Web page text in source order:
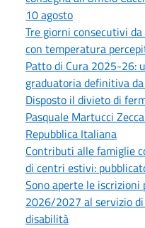
10 agosto
Tre giorni consecutivi
con temperatura
Patto di Cura 2025-26:
graduatoria definitiva
Disposto il divieto di
Pasquale Martucci
Repubblica Italiana
Contributi alle famiglie
di centri estivi:
Sono aperte le iscrizioni
2026/2027 al servizio
disabilità